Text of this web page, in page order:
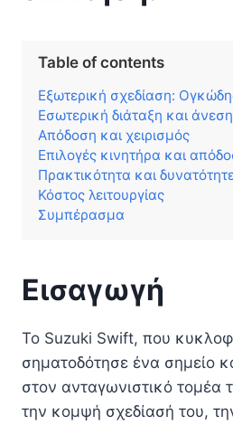
Table of contents
Εξωτερική σχεδίαση:
Εσωτερική διάταξη και άνεση
Απόδοση και χειρισμός
Επιλογές κινητήρα και
Πρακτικότητα και
Κόστος λειτουργίας
Συμπέρασμα
Εισαγωγή
Το Suzuki Swift, που
σηματοδότησε ένα σημείο
στον ανταγωνιστικό τομέα
την κομψή σχεδίασή του,